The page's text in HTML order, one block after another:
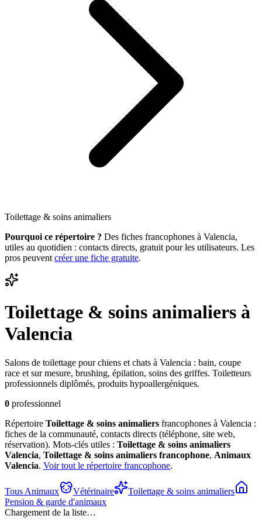
Toilettage & soins animaliers
Pourquoi ce répertoire ? Des fiches francophones à Valencia,
utiles au quotidien : contacts directs, gratuit pour les utilisateurs. Les
pros peuvent créer une fiche gratuite.
Toilettage & soins animaliers à
Valencia
Salons de toilettage pour chiens et chats à Valencia : bain, coupe
race et sur mesure, brushing, épilation, soins des griffes. Toiletteurs
professionnels diplômés, produits hypoallergéniques.
0 professionnel
Répertoire Toilettage & soins animaliers francophones à Valencia :
fiches de la communauté, contacts directs (téléphone, site web,
réservation). Mots-clés utiles : Toilettage & soins animaliers
Valencia, Toilettage & soins animaliers francophone, Animaux
Valencia. Voir tout le répertoire francophone.
Tous Animaux Vétérinaire
Toilettage & soins animaliers
Pension & garde d'animaux
Chargement de la liste…